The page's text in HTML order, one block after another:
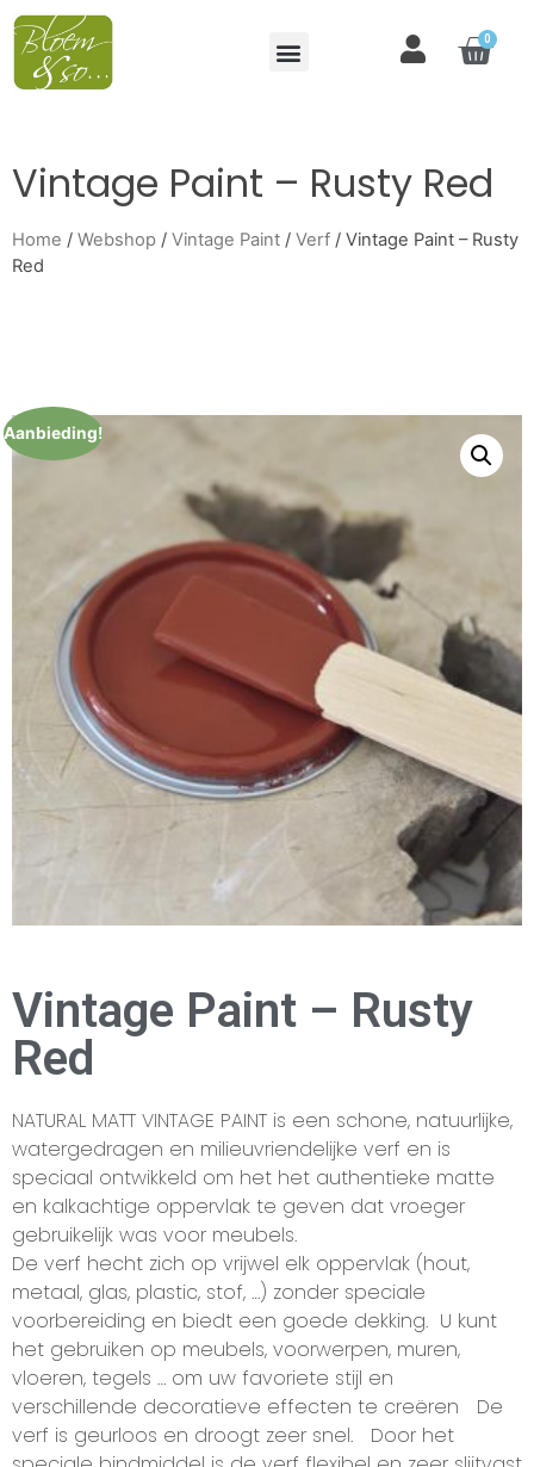
0
Vintage Paint – Rusty Red
Home / Webshop / Vintage Paint / Verf / Vintage Paint – Rusty
Red
Aanbieding!
Vintage Paint – Rusty
Red
NATURAL MATT VINTAGE PAINT is een schone, natuurlijke,
watergedragen en milieuvriendelijke verf en is
speciaal ontwikkeld om het het authentieke matte
en kalkachtige oppervlak te geven dat vroeger
gebruikelijk was voor meubels.
De verf hecht zich op vrijwel elk oppervlak (hout,
metaal, glas, plastic, stof, …) zonder speciale
voorbereiding en biedt een goede dekking. U kunt
het gebruiken op meubels, voorwerpen, muren,
vloeren, tegels … om uw favoriete stijl en
verschillende decoratieve effecten te creëren De
verf is geurloos en droogt zeer snel. Door het